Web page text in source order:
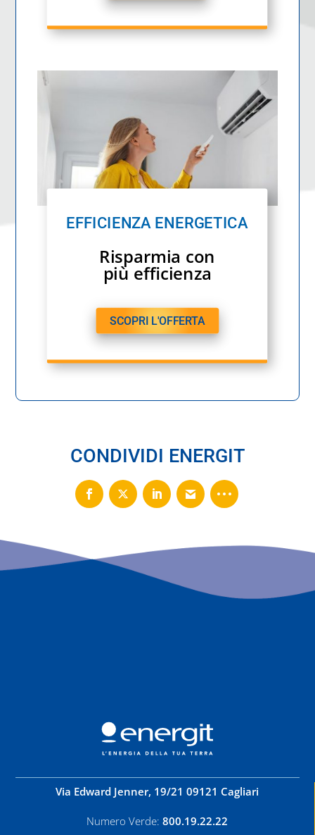
EFFICIENZA ENERGETICA
Risparmia con
più efficienza
SCOPRI L'OFFERTA
CONDIVIDI ENERGIT
Via Edward Jenner, 19/21 09121 Cagliari
Numero Verde: 800.19.22.22